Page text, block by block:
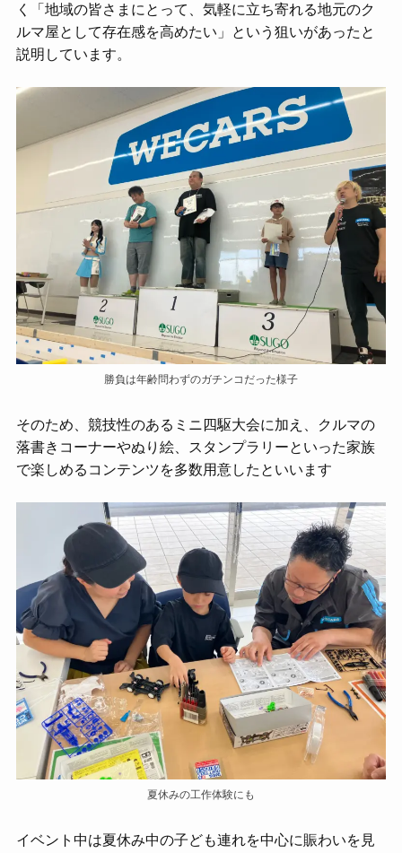
く「地域の皆さまにとって、気軽に立ち寄れる地元のク
ルマ屋として存在感を高めたい」という狙いがあったと
説明しています。
勝負は年齢問わずのガチンコだった様子
そのため、競技性のあるミニ四駆大会に加え、クルマの
落書きコーナーやぬり絵、スタンプラリーといった家族
で楽しめるコンテンツを多数用意したといいます
夏休みの工作体験にも
イベント中は夏休み中の子ども連れを中心に賑わいを見